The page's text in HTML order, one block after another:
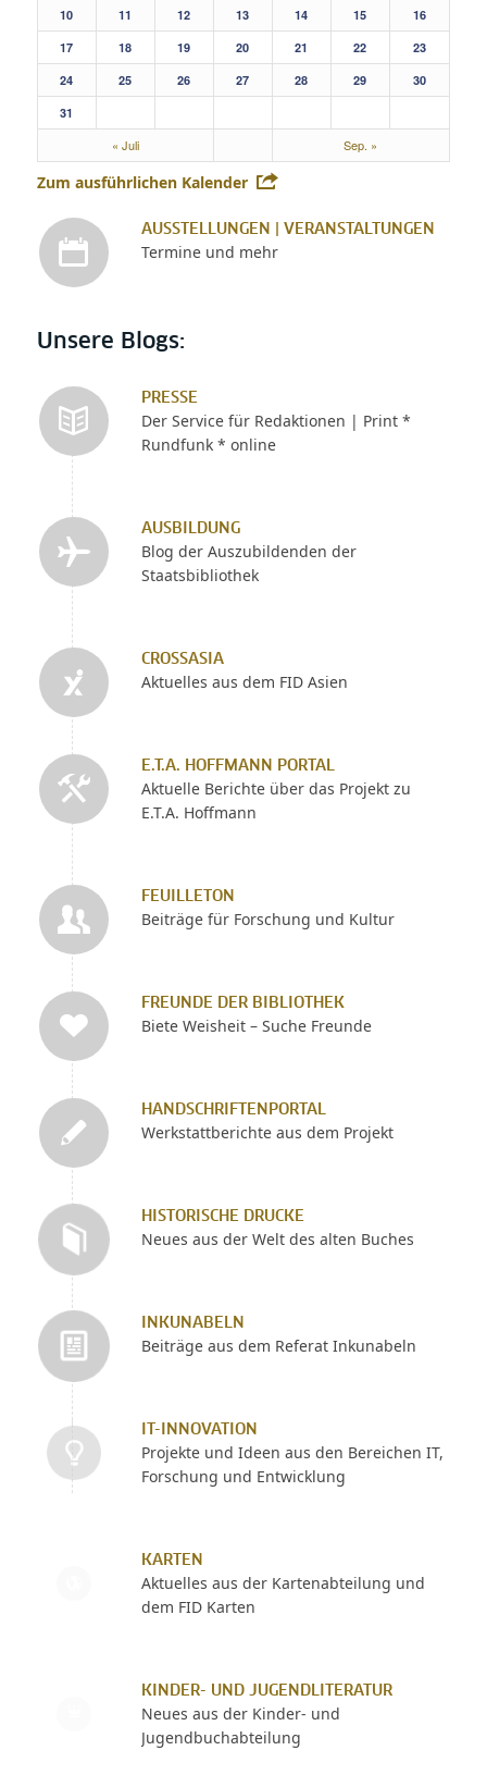
10
11 12 13 14 15
16
17
18 19 20 21 22
23
24
25 26 27 28 29
30
31
« Juli Sep. »
Zum ausführlichen Kalender
AUSSTELLUNGEN | VERANSTALTUNGEN
Termine und mehr
Unsere Blogs:
PRESSE
Der Service für Redaktionen | Print *
Rundfunk * online
AUSBILDUNG
Blog der Auszubildenden der
Staatsbibliothek
CROSSASIA
Aktuelles aus dem FID Asien
E.T.A. HOFFMANN PORTAL
Aktuelle Berichte über das Projekt zu
E.T.A. Hoffmann
FEUILLETON
Beiträge für Forschung und Kultur
FREUNDE DER BIBLIOTHEK
Biete Weisheit – Suche Freunde
HANDSCHRIFTENPORTAL
Werkstattberichte aus dem Projekt
HISTORISCHE DRUCKE
Neues aus der Welt des alten Buches
INKUNABELN
Beiträge aus dem Referat Inkunabeln
IT-INNOVATION
Projekte und Ideen aus den Bereichen IT,
Forschung und Entwicklung
KARTEN
Aktuelles aus der Kartenabteilung und
dem FID Karten
KINDER- UND JUGENDLITERATUR
Neues aus der Kinder- und
Jugendbuchabteilung